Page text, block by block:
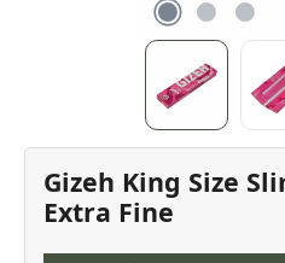
Gizeh King Size
Extra Fine